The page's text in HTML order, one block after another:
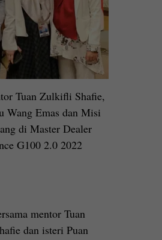
Tuan Zulkifli Shafie,
Wang Emas dan Misi
di Master Dealer
G100 2.0 2022
mentor Tuan
dan isteri Puan